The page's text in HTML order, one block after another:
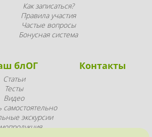
Как записаться?
Правила участия
Частые вопросы
Бонусная система
блОГ
Статьи
Тесты
Видео
самостоятельно
экскурсии
Контакты